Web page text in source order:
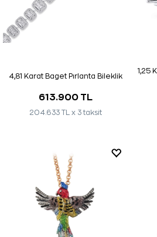
4,81 Karat Baget Pırlanta Bileklik
613.900 TL
204.633 TL x 3 taksit
1,25